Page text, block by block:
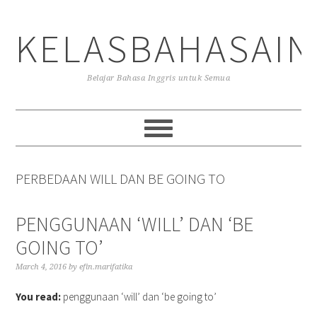
primary
navigation
main
content
primary
sidebar
Belajar Bahasa Inggris untuk Semua
PERBEDAAN WILL DAN BE GOING TO
PENGGUNAAN ‘WILL’ DAN ‘BE
GOING TO’
March 4, 2016 byefin.marifatika
You read: penggunaan ‘will’ dan ‘be going to’